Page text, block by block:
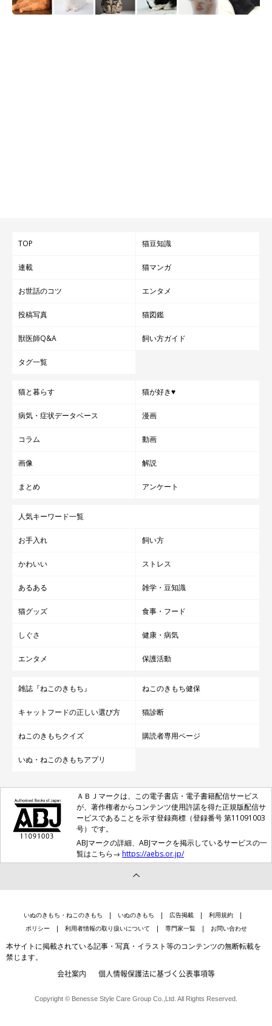
TOP 猫豆知識
連載 猫マンガ
お世話のコツ エンタメ
投稿写真 猫図鑑
獣医師Q&A 飼い方ガイド
タグ一覧
猫と暮らす 猫が好き♥
病気・症状データベース 漫画
コラム 動画
画像 解説
まとめ アンケート
人気キーワード一覧
お手入れ 飼い方
かわいい ストレス
あるある 雑学・豆知識
猫グッズ 食事・フード
しぐさ 健康・病気
エンタメ 保護活動
雑誌『ねこのきもち』 ねこのきもち健保
キャットフードの正しい選び方 猫診断
ねこのきもちクイズ 購読者専用ページ
いぬ・ねこのきもちアプリ
ＡＢＪマークは、この電子書店・電子書籍配信サービス
が、著作権者からコンテンツ使用許諾を得た正規版配信サ
ービスであることを示す登録商標（登録番号 第11091003
号）です。
ABJマークの詳細、ABJマークを掲示しているサービスの一
覧はこちら→ https://aebs.or.jp/
いぬのきもち・ねこのきもち いぬのきもち 広告掲載
利用規約
ポリシー
利用者情報の取り扱いについて 専門家一覧 お問い合わせ
本サイトに掲載されている記事・写真・イラスト等のコンテンツの無断転載を
禁じます。
会社案内 個人情報保護法に基づく公表事項等
Copyright © Benesse Style Care Group Co.,Ltd. All Rights Reserved.